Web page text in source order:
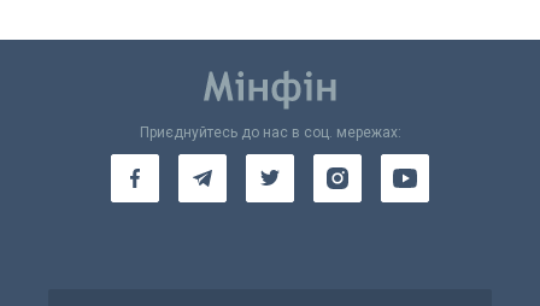
Приєднуйтесь до нас в соц. мережах: